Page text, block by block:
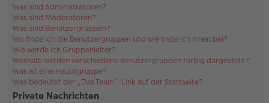
Was sind Administratoren?
Was sind Moderatoren?
Was sind Benutzergruppen?
Wo finde ich die Benutzergruppen und wie trete ich ihnen bei?
Wie werde ich Gruppenleiter?
Weshalb werden verschiedene Benutzergruppen farbig dargestellt?
Was ist eine Hauptgruppe?
Was bedeutet der „Das Team“-Link auf der Startseite?
Private Nachrichten